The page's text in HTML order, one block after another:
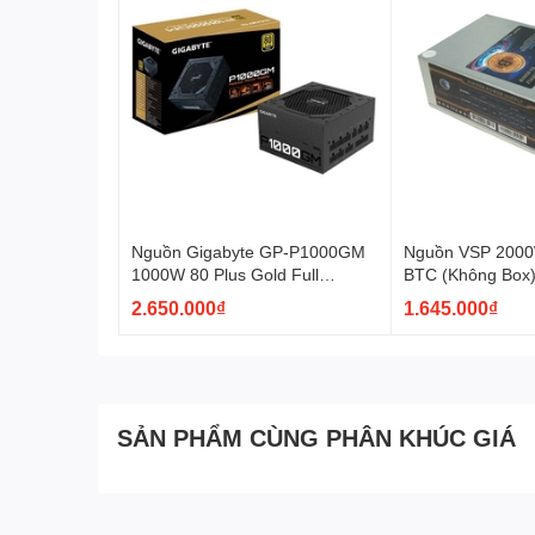
Nguồn Gigabyte GP-P1000GM
1000W 80 Plus Gold Full
Modular
2.650.000₫
Nguồn VSP
BTC (Không Box)
1.645.000₫
SẢN PHẨM CÙNG PHÂN KHÚC GIÁ